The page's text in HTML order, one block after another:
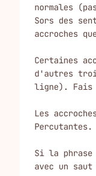
normales
Sors des
accroches
Certaines
d'autres
ligne). Fais
Les
Percutantes.
Si la phrase
avec un